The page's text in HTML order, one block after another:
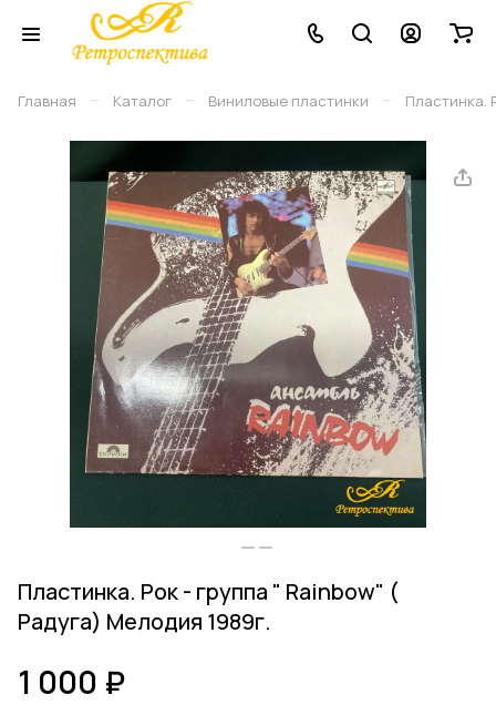
Главная – Каталог – Виниловые плаcтинки – Пластинка.
Пластинка. Рок - группа " Rаinbow" (
Радуга) Мелодия 1989г.
1 000 ₽